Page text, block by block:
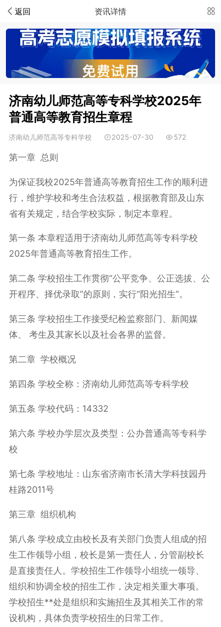
返回 资讯详情
济南幼儿师范高等专科学校2025年
普通高等教育招生章程
济南幼儿师范高等专科学校 2025-07-30 572
第一章 总则
为保证我校2025年普通高等教育招生工作的顺利进
行，维护学校和考生合法权益，根据教育部及山东
省有关规定，结合学校实际，制定本章程。
第一条 本章程适用于济南幼儿师范高等专科学校
2025年普通高等教育招生工作。
第二条 学校招生工作贯彻“公平竞争、公正选拔、公
开程序、择优录取”的原则，实行“阳光招生”。
第三条 学校招生工作接受纪检监察部门、新闻媒
体、 考生及其家长以及社会各界的监督。
第二章 学校概况
第四条 学校全称：济南幼儿师范高等专科学校
第五条 学校代码：14332
第六条 学校办学层次及类型：公办普通高等专科学
校
第七条 学校地址：山东省济南市长清大学科技园丹
桂路2011号
第三章 组织机构
第八条 学校成立由校长及有关部门负责人组成的招
生工作领导小组，校长是第一责任人，分管副校长
是直接责任人。学校招生工作领导小组统一领导、
组织和协调全校的招生工作，决定相关重大事项。
学校招生**处是组织和实施招生及其相关工作的常
设机构，具体负责学校招生的日常工作。